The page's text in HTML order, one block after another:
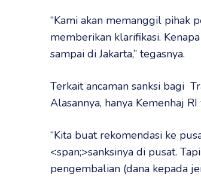
“Kami akan memanggil pihak
memberikan klarifikasi.
sampai di Jakarta,” tegasnya.
Terkait ancaman sanksi bagi
Alasannya, hanya Kemenhaj
“Kita buat rekomendasi ke
<span;>sanksinya di pusat.
pengembalian (dana kepada